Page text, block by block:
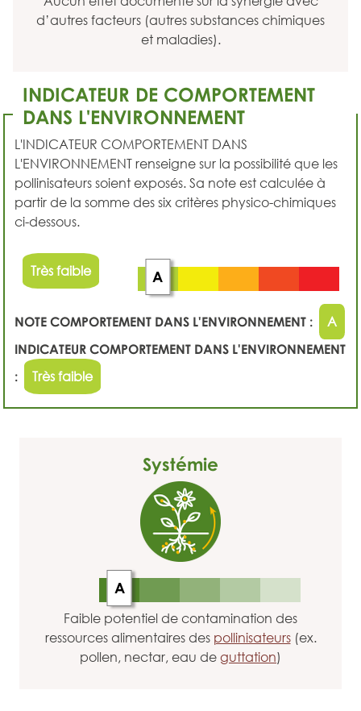
d’autres facteurs (autres substances chimiques
et maladies).
INDICATEUR DE COMPORTEMENT
DANS L'ENVIRONNEMENT
L'INDICATEUR COMPORTEMENT DANS
L'ENVIRONNEMENT renseigne sur la possibilité que les
pollinisateurs soient exposés. Sa note est calculée à
partir de la somme des six critères physico-chimiques
ci-dessous.
Très faible A
NOTE COMPORTEMENT DANS L'ENVIRONNEMENT :
A
INDICATEUR COMPORTEMENT DANS L'ENVIRONNEMENT
:
Très faible
Systémie
A
Faible potentiel de contamination des
ressources alimentaires des pollinisateurs(ex.
pollen, nectar, eau de guttation)